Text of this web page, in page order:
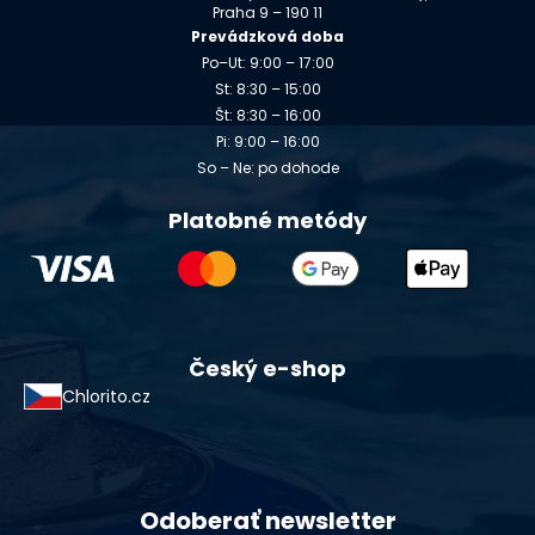
Praha 9 – 190 11
Prevádzková doba
Po–Ut: 9:00 – 17:00
St: 8:30 – 15:00
Št: 8:30 – 16:00
Pi: 9:00 – 16:00
So – Ne: po dohode
Platobné metódy
Český e-shop
Chlorito.cz
Odoberať newsletter